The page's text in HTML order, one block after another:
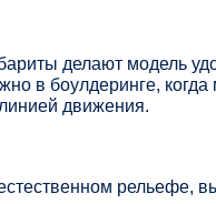
делают модель
в боулдеринге,
движения.
рельефе,